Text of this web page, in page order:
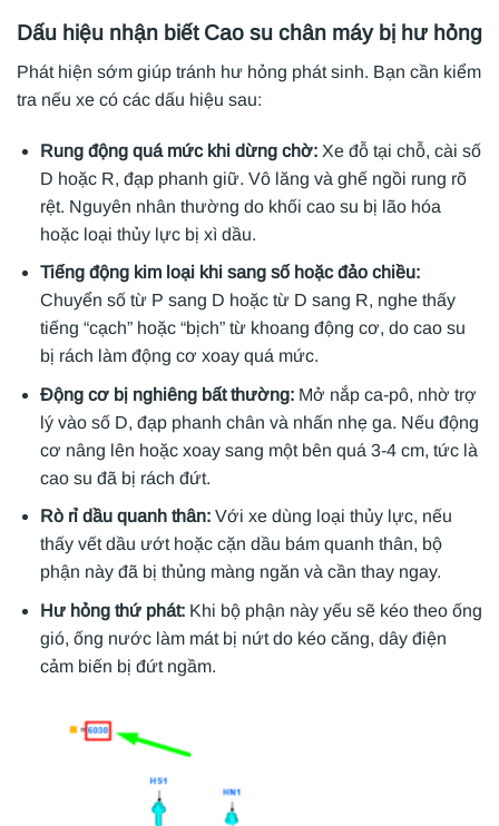
Dấu hiệu nhận biết Cao su chân máy bị hư hỏng
Phát hiện sớm giúp tránh hư hỏng phát sinh. Bạn cần kiểm
tra nếu xe có các dấu hiệu sau:
Rung động quá mức khi dừng chờ: Xe đỗ tại chỗ, cài số
D hoặc R, đạp phanh giữ. Vô lăng và ghế ngồi rung rõ
rệt. Nguyên nhân thường do khối cao su bị lão hóa
hoặc loại thủy lực bị xì dầu.
Tiếng động kim loại khi sang số hoặc đảo chiều:
Chuyển số từ P sang D hoặc từ D sang R, nghe thấy
tiếng “cạch” hoặc “bịch” từ khoang động cơ, do cao su
bị rách làm động cơ xoay quá mức.
Động cơ bị nghiêng bất thường:Mở nắp ca-pô, nhờ trợ
lý vào số D, đạp phanh chân và nhấn nhẹ ga. Nếu động
cơ nâng lên hoặc xoay sang một bên quá 3-4 cm, tức là
cao su đã bị rách đứt.
Rò rỉ dầu quanh thân: Với xe dùng loại thủy lực, nếu
thấy vết dầu ướt hoặc cặn dầu bám quanh thân, bộ
phận này đã bị thủng màng ngăn và cần thay ngay.
Hư hỏng thứ phát:Khi bộ phận này yếu sẽ kéo theo ống
gió, ống nước làm mát bị nứt do kéo căng, dây điện
cảm biến bị đứt ngầm.